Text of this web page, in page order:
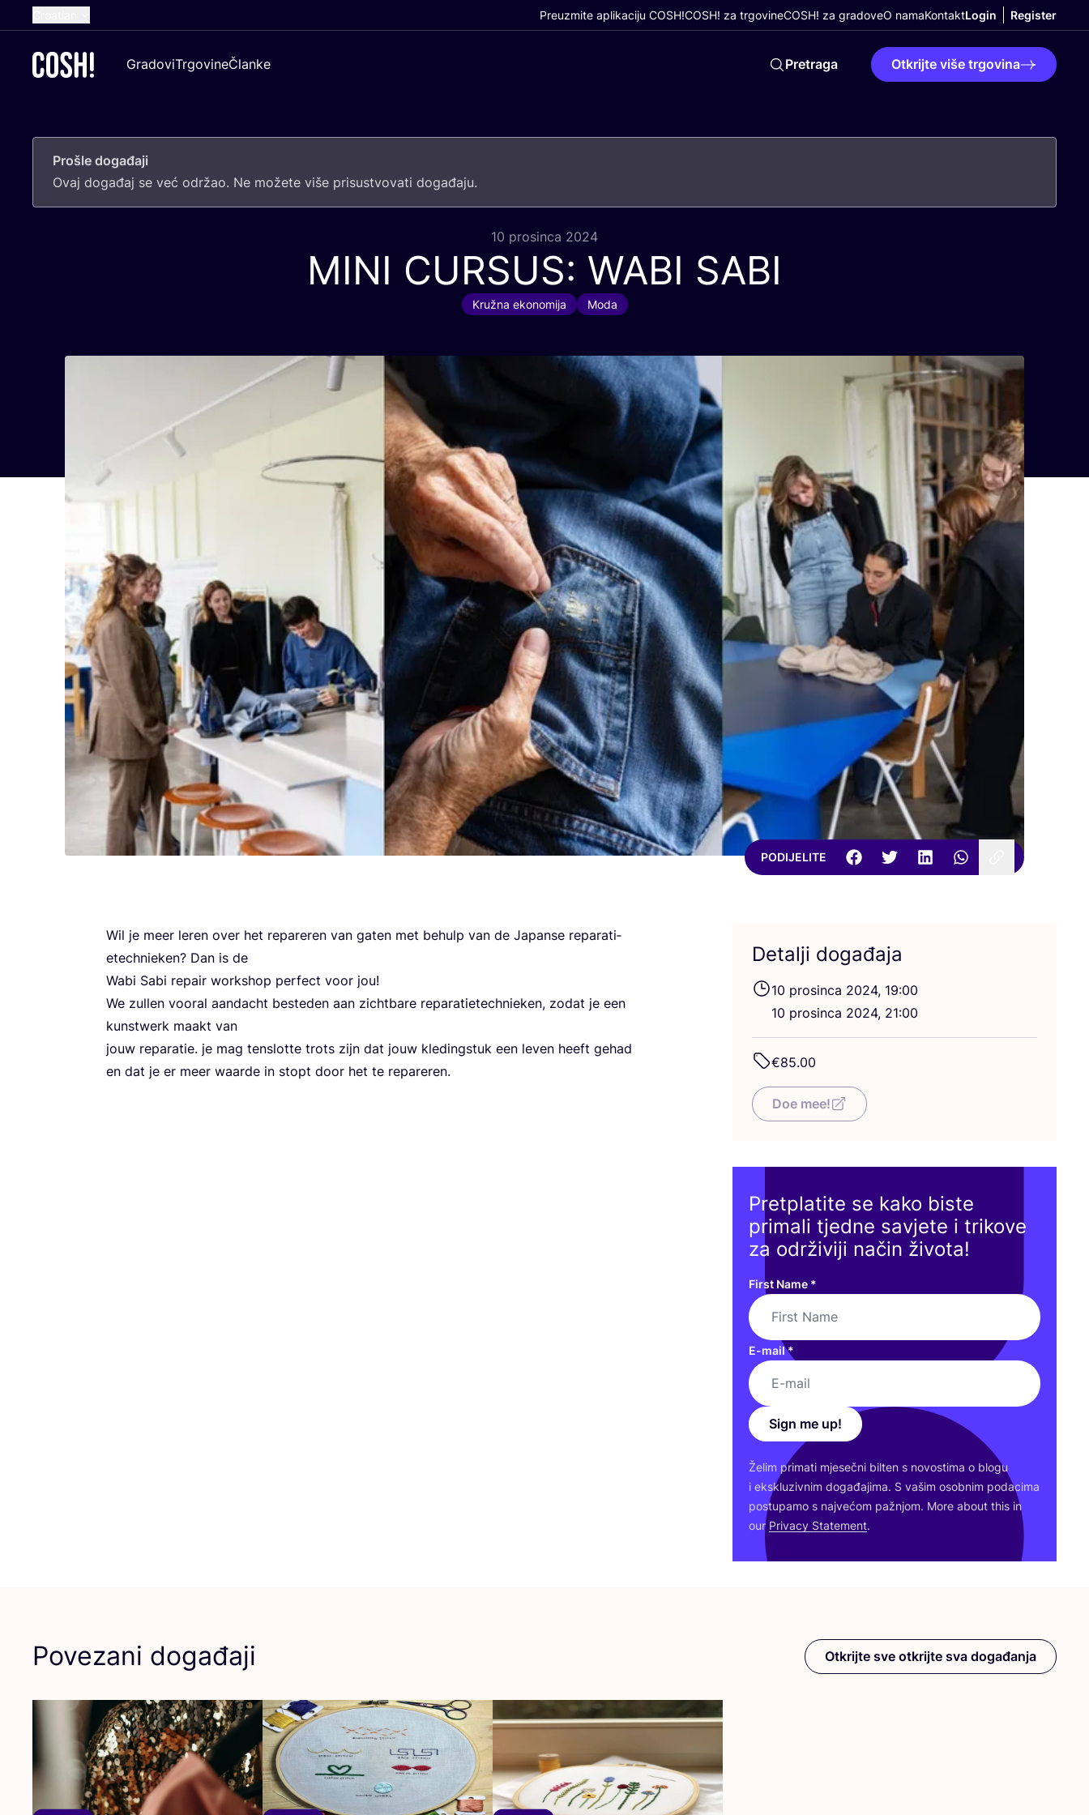
Dutch
Spanish
German
Preuzmite aplikaciju COSH!COSH! za trgovineCOSH! za gradoveO namaKontaktLogin Register
GradoviTrgovineČlanke Pretraga Otkrijte više trgovina
Prošle događaji
Ovaj doga­đaj se već odr­žao. Ne može­te više pri­sus­tvo­va­ti događaju.
10 prosinca 2024
MINI CURSUS: WABI SABI
Kružna ekonomija Moda
PODIJELITE
Wil je meer leren over het repa­re­ren van gaten met behulp van de Japan­se repa­ra­ti­
etec­h­ni­eken? Dan is de
Wabi Sabi repa­ir wor­k­shop per­fect voor jou!
We zul­len vooral aan­dac­ht bes­te­den aan zic­h­t­ba­re repa­ra­ti­etec­h­ni­eken, zodat je een
kuns­twerk maakt van
jouw repa­ra­tie. je mag ten­s­lot­te trots zijn dat jouw kle­din­g­s­tuk een leven heeft gehad
en dat je er meer waar­de in stopt door het te repareren.
Detalji događaja
10 pro­sin­ca 2024, 19:00
10 pro­sin­ca 2024, 21:00
€85.00
Doe mee!
Pretplatite se kako biste
primali tjedne savjete i trikove
za održiviji način života!
First Name *
E-mail*
Sign me up!
Želim pri­ma­ti mje­seč­ni bil­ten s novos­ti­ma o blo­gu
i eks­klu­ziv­nim doga­đa­ji­ma. S vašim osob­nim poda­ci­ma
pos­tu­pa­mo s naj­ve­ćom paž­njom. More abo­ut this in
our Pri­vacy Sta­te­ment.
Povezani događaji Otkrijte sve otkrijte sva događanja